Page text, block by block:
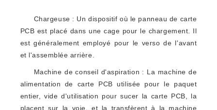
PLAN
SITE
PRIVACY
POLICY
Chargeuse : Un dispositif où le panneau de carte
PCB est placé dans une cage pour le chargement. Il
est généralement employé pour le verso de l'avant
et l'assemblée arrière.
Machine de conseil d'aspiration : La machine de
alimentation de carte PCB utilisée pour le paquet
entier, vide d'utilisation pour sucer la carte PCB, la
placent sur la voie, et la transfèrent à la machine